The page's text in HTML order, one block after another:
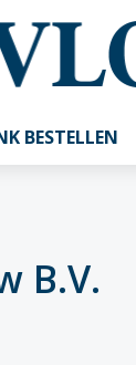
BESTELLEN
B.V.